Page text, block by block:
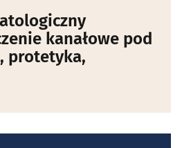
kanałowe pod
protetyka,